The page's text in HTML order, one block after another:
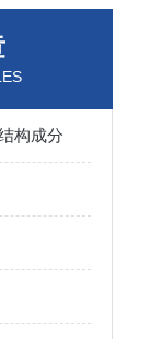
构成分